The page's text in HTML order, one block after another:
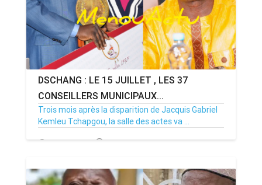
DSCHANG : LE 15 JUILLET , LES 37
CONSEILLERS MUNICIPAUX...
Trois mois après la disparition de Jacquis Gabriel
Kemleu Tchapgou, la salle des actes va ...
13/07/26 Par MenouActu 0